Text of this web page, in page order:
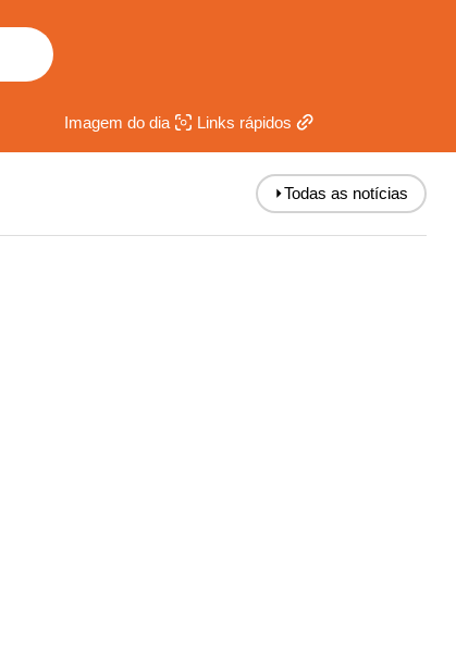
Imagem do dia Links rápidos
⏵Todas as notícias